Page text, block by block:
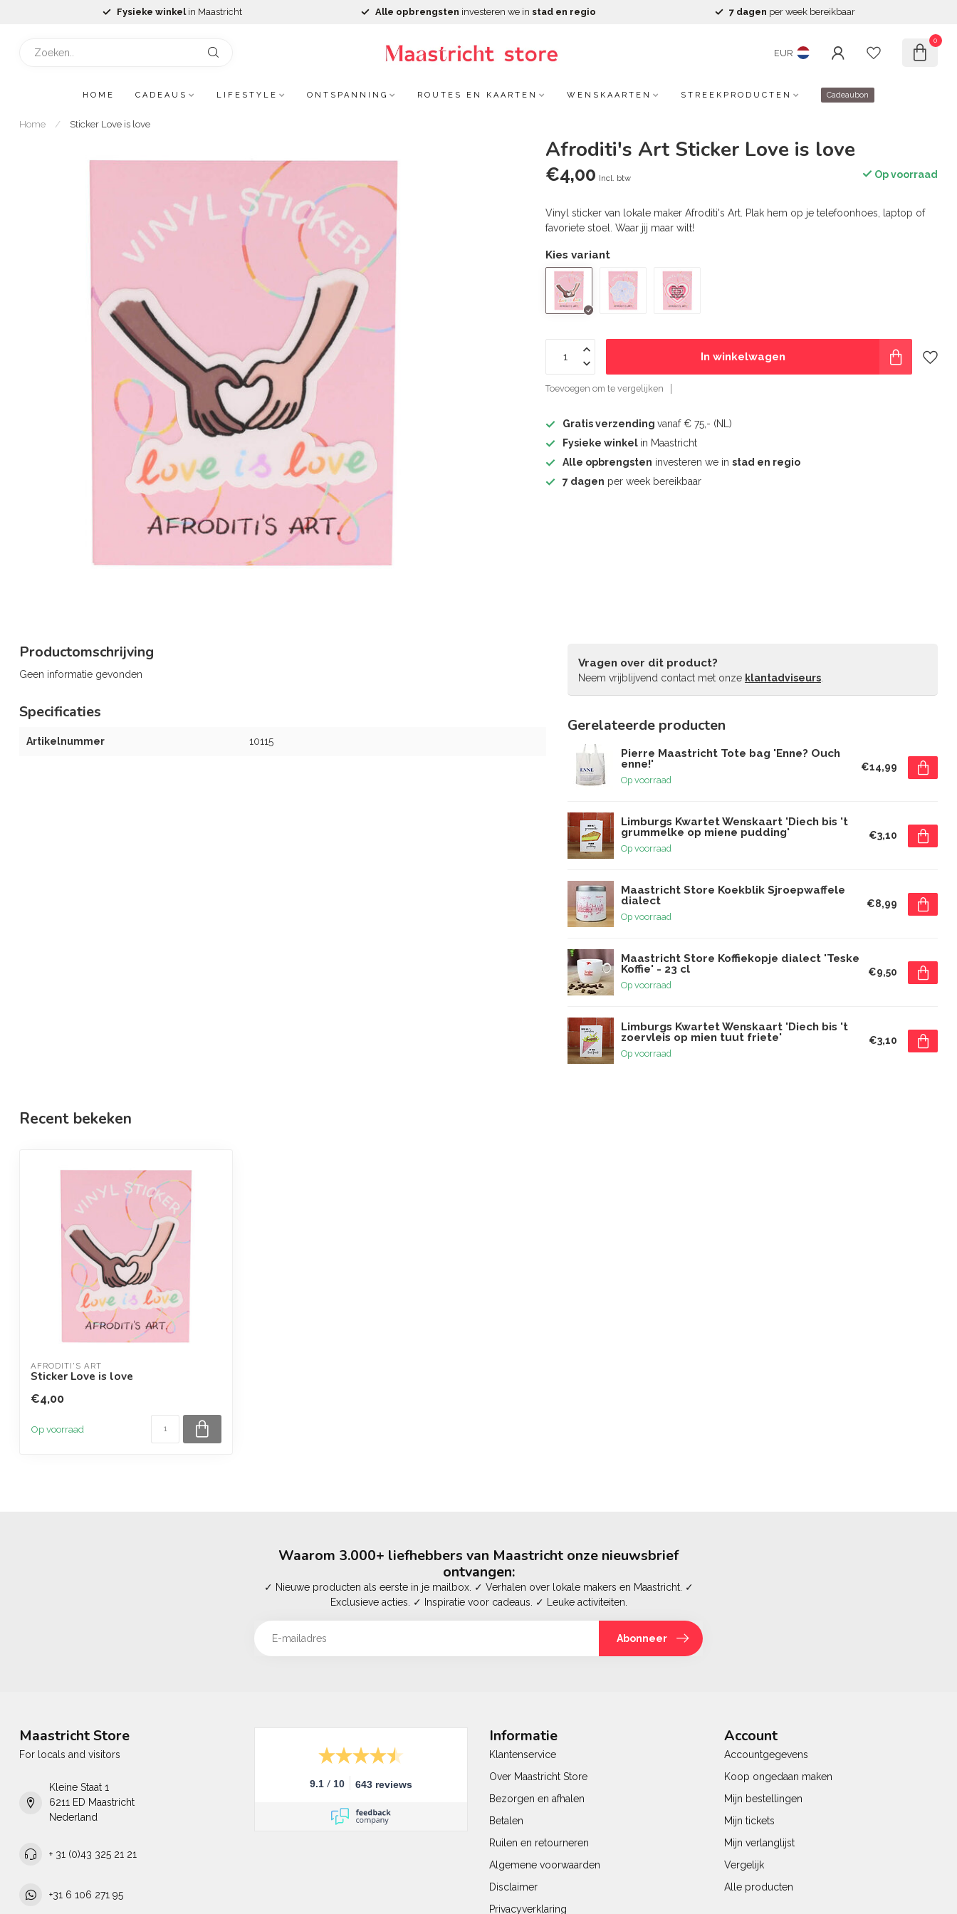
Fysieke winkel in Maastricht Alle opbrengsten investeren we in stad en regio 7 dagen per week bereikbaar
EUR
0
HOME CADEAUS LIFESTYLE ONTSPANNING ROUTES EN KAARTEN WENSKAARTEN STREEKPRODUCTEN Cadeaubon
Home / Sticker Love is love
Afroditi's Art Sticker Love is love
€4,00 Incl. btw Op voorraad
Vinyl sticker van lokale maker Afroditi's Art. Plak hem op je telefoonhoes, laptop of
favoriete stoel. Waar jij maar wilt!
Kies variant
In winkelwagen
Toevoegen om te vergelijken
Gratis verzendingvanaf € 75,- (NL)
Fysieke winkel in Maastricht
Alle opbrengsten investeren we instad en regio
7 dagen per week bereikbaar
Productomschrijving
Geen informatie gevonden
Specificaties
Artikelnummer 10115
Vragen over dit product?
Neem vrijblijvend contact met onze klantadviseurs
Gerelateerde producten
Pierre Maastricht Tote bag 'Enne? Ouch
enne!'
Op voorraad
€14,99
Limburgs Kwartet Wenskaart 'Diech bis 't
grummelke op miene pudding'
Op voorraad
€3,10
Maastricht Store Koekblik Sjroepwaffele
dialect
Op voorraad
€8,99
Maastricht Store Koffiekopje dialect 'Teske
Koffie' - 23 cl
Op voorraad
€9,50
Limburgs Kwartet Wenskaart 'Diech bis 't
zoervleis op mien tuut friete'
Op voorraad
€3,10
Recent bekeken
AFRODITI'S ART
Sticker Love is love
€4,00
Op voorraad
Waarom 3.000+ liefhebbers van Maastricht onze nieuwsbrief
ontvangen:
✓ Nieuwe producten als eerste in je mailbox. ✓ Verhalen over lokale makers en Maastricht. ✓
Exclusieve acties. ✓ Inspiratie voor cadeaus. ✓ Leuke activiteiten.
Abonneer
Maastricht Store
For locals and visitors
Kleine Staat 1
6211 ED Maastricht
Nederland
+ 31 (0)43 325 21 21
+31 6 106 271 95
9.1 / 10 643 reviews
Informatie
Klantenservice
Over Maastricht Store
Bezorgen en afhalen
Betalen
Ruilen en retourneren
Algemene voorwaarden
Disclaimer
Privacyverklaring
Account
Accountgegevens
Koop ongedaan maken
Mijn bestellingen
Mijn tickets
Mijn verlanglijst
Vergelijk
Alle producten